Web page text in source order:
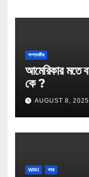
সম্পাদকীয়
আমেরিকার মতে বাংলাদেশের স্বাধিনতার ঘোষক
কে ?
AUGUST 8, 2025
WIKI খবর